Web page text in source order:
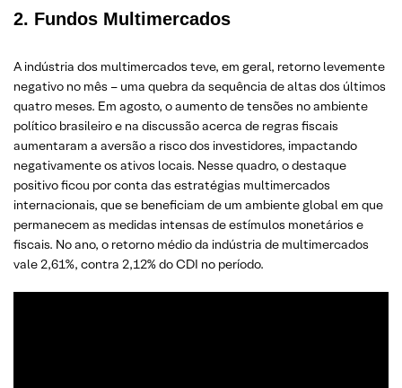
2. Fundos Multimercados
A indústria dos multimercados teve, em geral, retorno levemente
negativo no mês – uma quebra da sequência de altas dos últimos
quatro meses. Em agosto, o aumento de tensões no ambiente
político brasileiro e na discussão acerca de regras fiscais
aumentaram a aversão a risco dos investidores, impactando
negativamente os ativos locais. Nesse quadro, o destaque
positivo ficou por conta das estratégias multimercados
internacionais, que se beneficiam de um ambiente global em que
permanecem as medidas intensas de estímulos monetários e
fiscais. No ano, o retorno médio da indústria de multimercados
vale 2,61%, contra 2,12% do CDI no período.